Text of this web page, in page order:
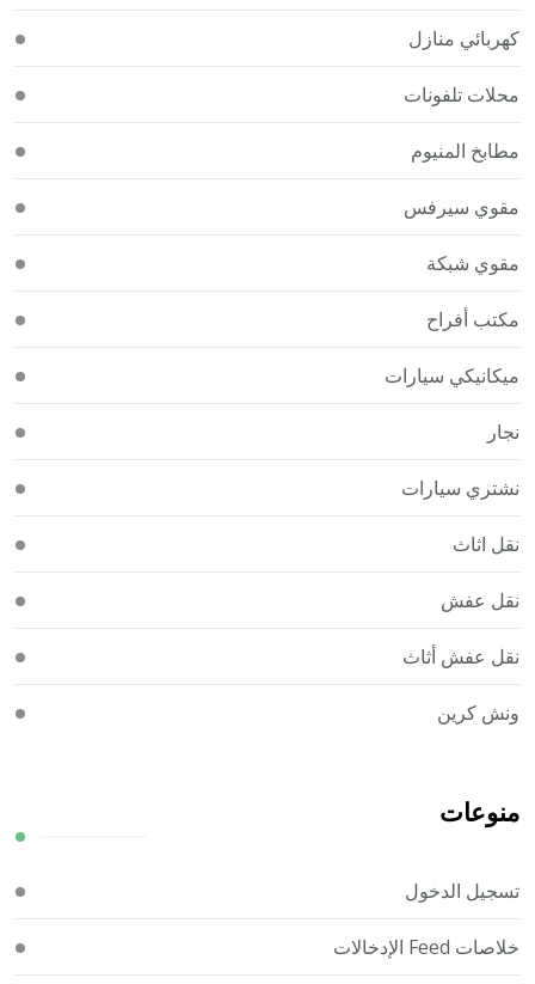
كهربائي منازل
محلات تلفونات
مطابخ المنيوم
مقوي سيرفس
مقوي شبكة
مكتب أفراح
ميكانيكي سيارات
نجار
نشتري سيارات
نقل اثاث
نقل عفش
نقل عفش أثاث
ونش كرين
منوعات
تسجيل الدخول
خلاصات Feed الإدخالات